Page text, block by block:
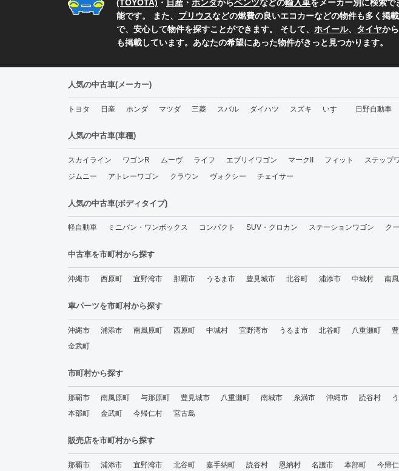
(TOYOTA) ・ 日産 ・ ホンダからベンツなどの輸入車をメーカー別に検索で
能です。 また、 プリウスなどの燃費の良いエコカーなどの物件も多く掲
で、安心して物件を探すことができます。 そして、 ホイール、 タイヤから
も掲載しています。あなたの希望にあった物件がきっと見つかります。
人気の中古車(メーカー)
トヨタ 日産 ホンダ マツダ 三菱 スバル ダイハツ スズキ いすゞ 日野自動車
人気の中古車(車種)
スカイライン ワゴンR ムーヴ ライフ エブリイワゴン マークII フィット ステップ
ジムニー
アトレーワゴン クラウン ヴォクシー チェイサー
人気の中古車(ボディタイプ)
軽自動車 ミニバン・ワンボックス コンパクト SUV・クロカン ステーションワゴン ク
中古車を市町村から探す
沖縄市 西原町 宜野湾市 那覇市 うるま市 豊見城市 北谷町 浦添市 中城村 南
車パーツを市町村から探す
沖縄市 浦添市 南風原町 西原町 中城村 宜野湾市 うるま市 北谷町 八重瀬町
金武町
市町村から探す
那覇市 南風原町 与那原町 豊見城市 八重瀬町 南城市 糸満市 沖縄市 読谷村
本部町
金武町 今帰仁村 宮古島
販売店を市町村から探す
那覇市 浦添市 宜野湾市 北谷町 嘉手納町 読谷村 恩納村 名護市 本部町 今帰